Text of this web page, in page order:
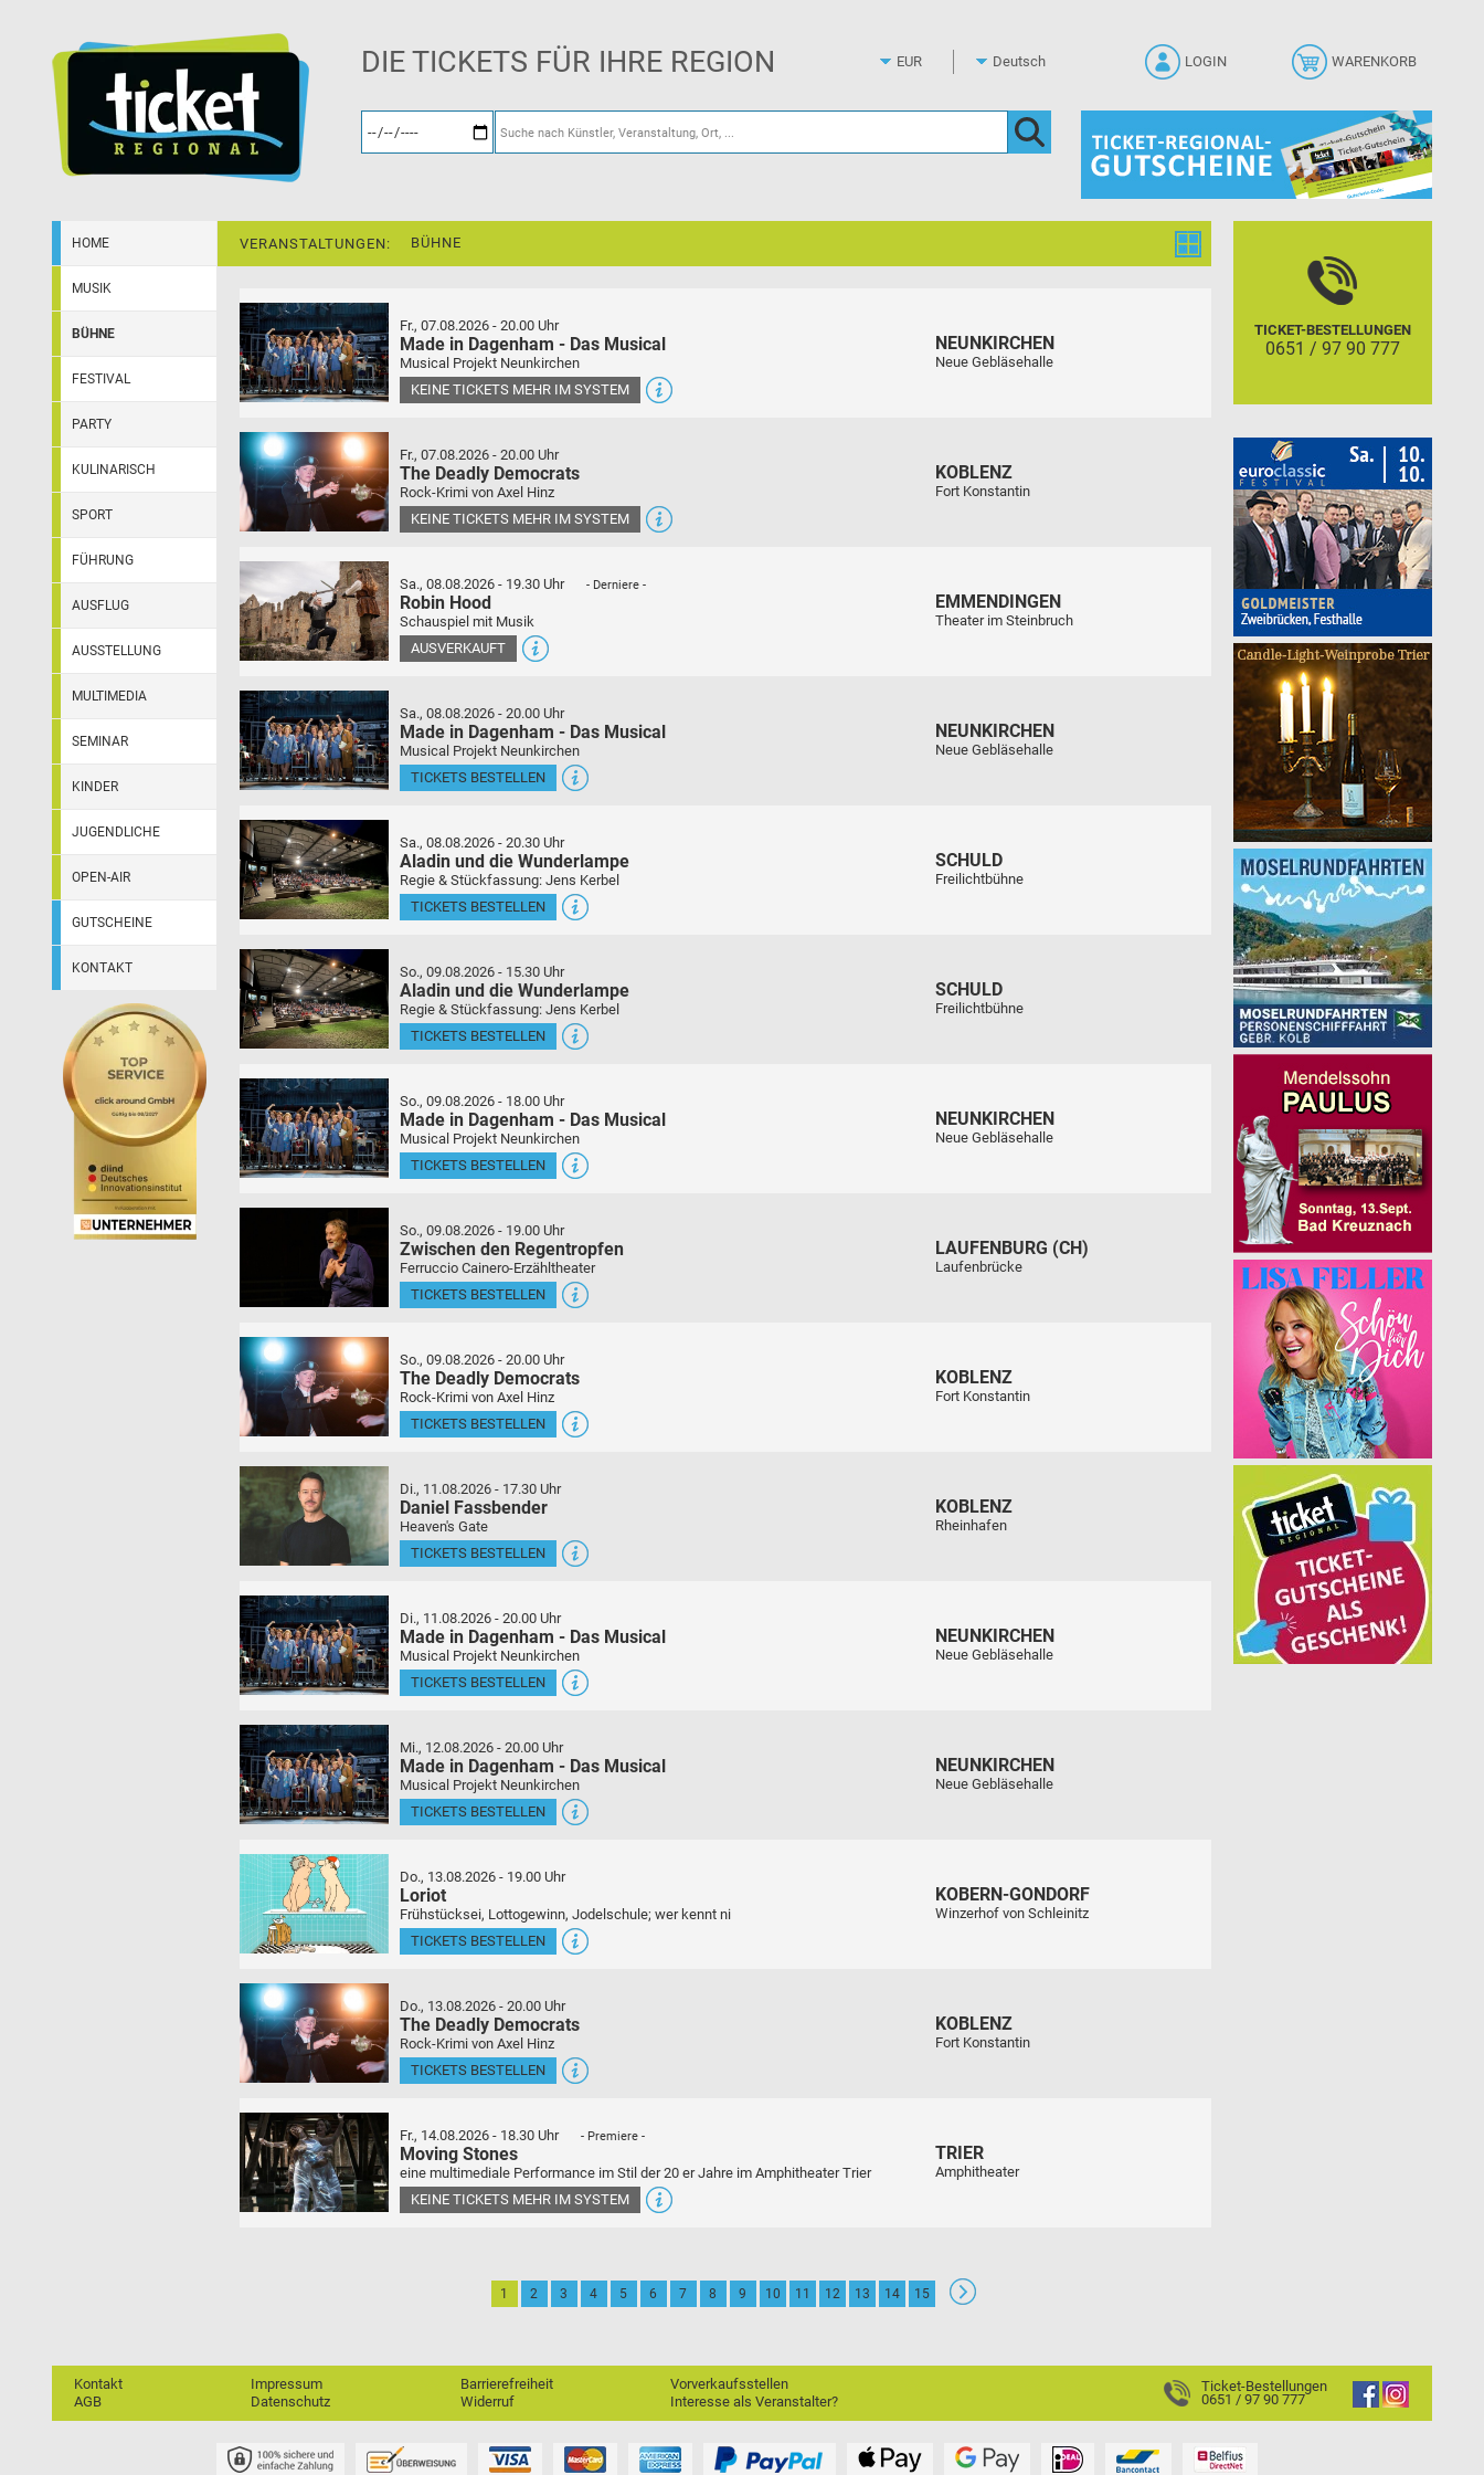
DIE TICKETS FÜR IHRE REGION
HOME
MUSIK
BÜHNE
FESTIVAL
PARTY
KULINARISCH
SPORT
FÜHRUNG
AUSFLUG
AUSSTELLUNG
MULTIMEDIA
SEMINAR
KINDER
JUGENDLICHE
OPEN-AIR
GUTSCHEINE
KONTAKT
VERANSTALTUNGEN: BÜHNE
Fr., 07.08.2026 - 20.00 Uhr
Made in Dagenham - Das Musical
Musical Projekt Neunkirchen
KEINE TICKETS MEHR IM SYSTEM
NEUNKIRCHEN
Neue Gebläsehalle
Fr., 07.08.2026 - 20.00 Uhr
The Deadly Democrats
Rock-Krimi von Axel Hinz
KEINE TICKETS MEHR IM SYSTEM
KOBLENZ
Fort Konstantin
Sa., 08.08.2026 - 19.30 Uhr - Derniere -
Robin Hood
Schauspiel mit Musik
AUSVERKAUFT
EMMENDINGEN
Theater im Steinbruch
Sa., 08.08.2026 - 20.00 Uhr
Made in Dagenham - Das Musical
Musical Projekt Neunkirchen
TICKETS BESTELLEN
NEUNKIRCHEN
Neue Gebläsehalle
Sa., 08.08.2026 - 20.30 Uhr
Aladin und die Wunderlampe
Regie & Stückfassung: Jens Kerbel
TICKETS BESTELLEN
SCHULD
Freilichtbühne
So., 09.08.2026 - 15.30 Uhr
Aladin und die Wunderlampe
Regie & Stückfassung: Jens Kerbel
TICKETS BESTELLEN
SCHULD
Freilichtbühne
So., 09.08.2026 - 18.00 Uhr
Made in Dagenham - Das Musical
Musical Projekt Neunkirchen
TICKETS BESTELLEN
NEUNKIRCHEN
Neue Gebläsehalle
So., 09.08.2026 - 19.00 Uhr
Zwischen den Regentropfen
Ferruccio Cainero-Erzähltheater
TICKETS BESTELLEN
LAUFENBURG (CH)
Laufenbrücke
So., 09.08.2026 - 20.00 Uhr
The Deadly Democrats
Rock-Krimi von Axel Hinz
TICKETS BESTELLEN
KOBLENZ
Fort Konstantin
Di., 11.08.2026 - 17.30 Uhr
Daniel Fassbender
Heaven's Gate
TICKETS BESTELLEN
KOBLENZ
Rheinhafen
Di., 11.08.2026 - 20.00 Uhr
Made in Dagenham - Das Musical
Musical Projekt Neunkirchen
TICKETS BESTELLEN
NEUNKIRCHEN
Neue Gebläsehalle
Mi., 12.08.2026 - 20.00 Uhr
Made in Dagenham - Das Musical
Musical Projekt Neunkirchen
TICKETS BESTELLEN
NEUNKIRCHEN
Neue Gebläsehalle
Do., 13.08.2026 - 19.00 Uhr
Loriot
Frühstücksei, Lottogewinn, Jodelschule; wer kennt ni
TICKETS BESTELLEN
KOBERN-GONDORF
Winzerhof von Schleinitz
Do., 13.08.2026 - 20.00 Uhr
The Deadly Democrats
Rock-Krimi von Axel Hinz
TICKETS BESTELLEN
KOBLENZ
Fort Konstantin
Fr., 14.08.2026 - 18.30 Uhr - Premiere -
Moving Stones
eine multimediale Performance im Stil der 20 er Jahre im Amphitheater Trier
KEINE TICKETS MEHR IM SYSTEM
TRIER
Amphitheater
1 2 3 4 5 6 7 8 9 10 11 12 13 14 15
TICKET-BESTELLUNGEN
0651 / 97 90 777
Kontakt
AGB
Impressum
Datenschutz
Barrierefreiheit
Widerruf
Vorverkaufsstellen
Interesse als Veranstalter?
Ticket-Bestellungen
0651 / 97 90 777
WARENKORB
LOGIN